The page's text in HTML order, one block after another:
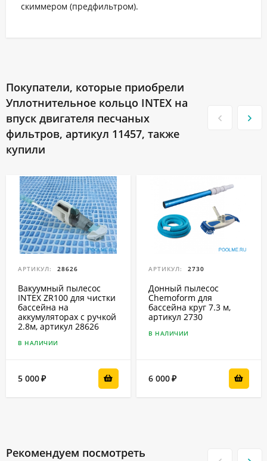
скиммером (предфильтром).
Покупатели, которые приобрели
Уплотнительное кольцо INTEX на
впуск двигателя песчаных
фильтров, артикул 11457, также
купили
АРТИКУЛ: 28626
Вакуумный пылесос
INTEX ZR100 для чистки
бассейна на
аккумуляторах с ручкой
2.8м, артикул 28626
В НАЛИЧИИ
5 000₽
АРТИКУЛ: 2730
Донный пылесос
Chemoform для
бассейна круг 7.3 м,
артикул 2730
В НАЛИЧИИ
6 000₽
Рекомендуем посмотреть